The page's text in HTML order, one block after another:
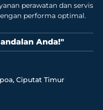
perawatan dan servis
performa optimal.
Anda!"
Ciputat Timur